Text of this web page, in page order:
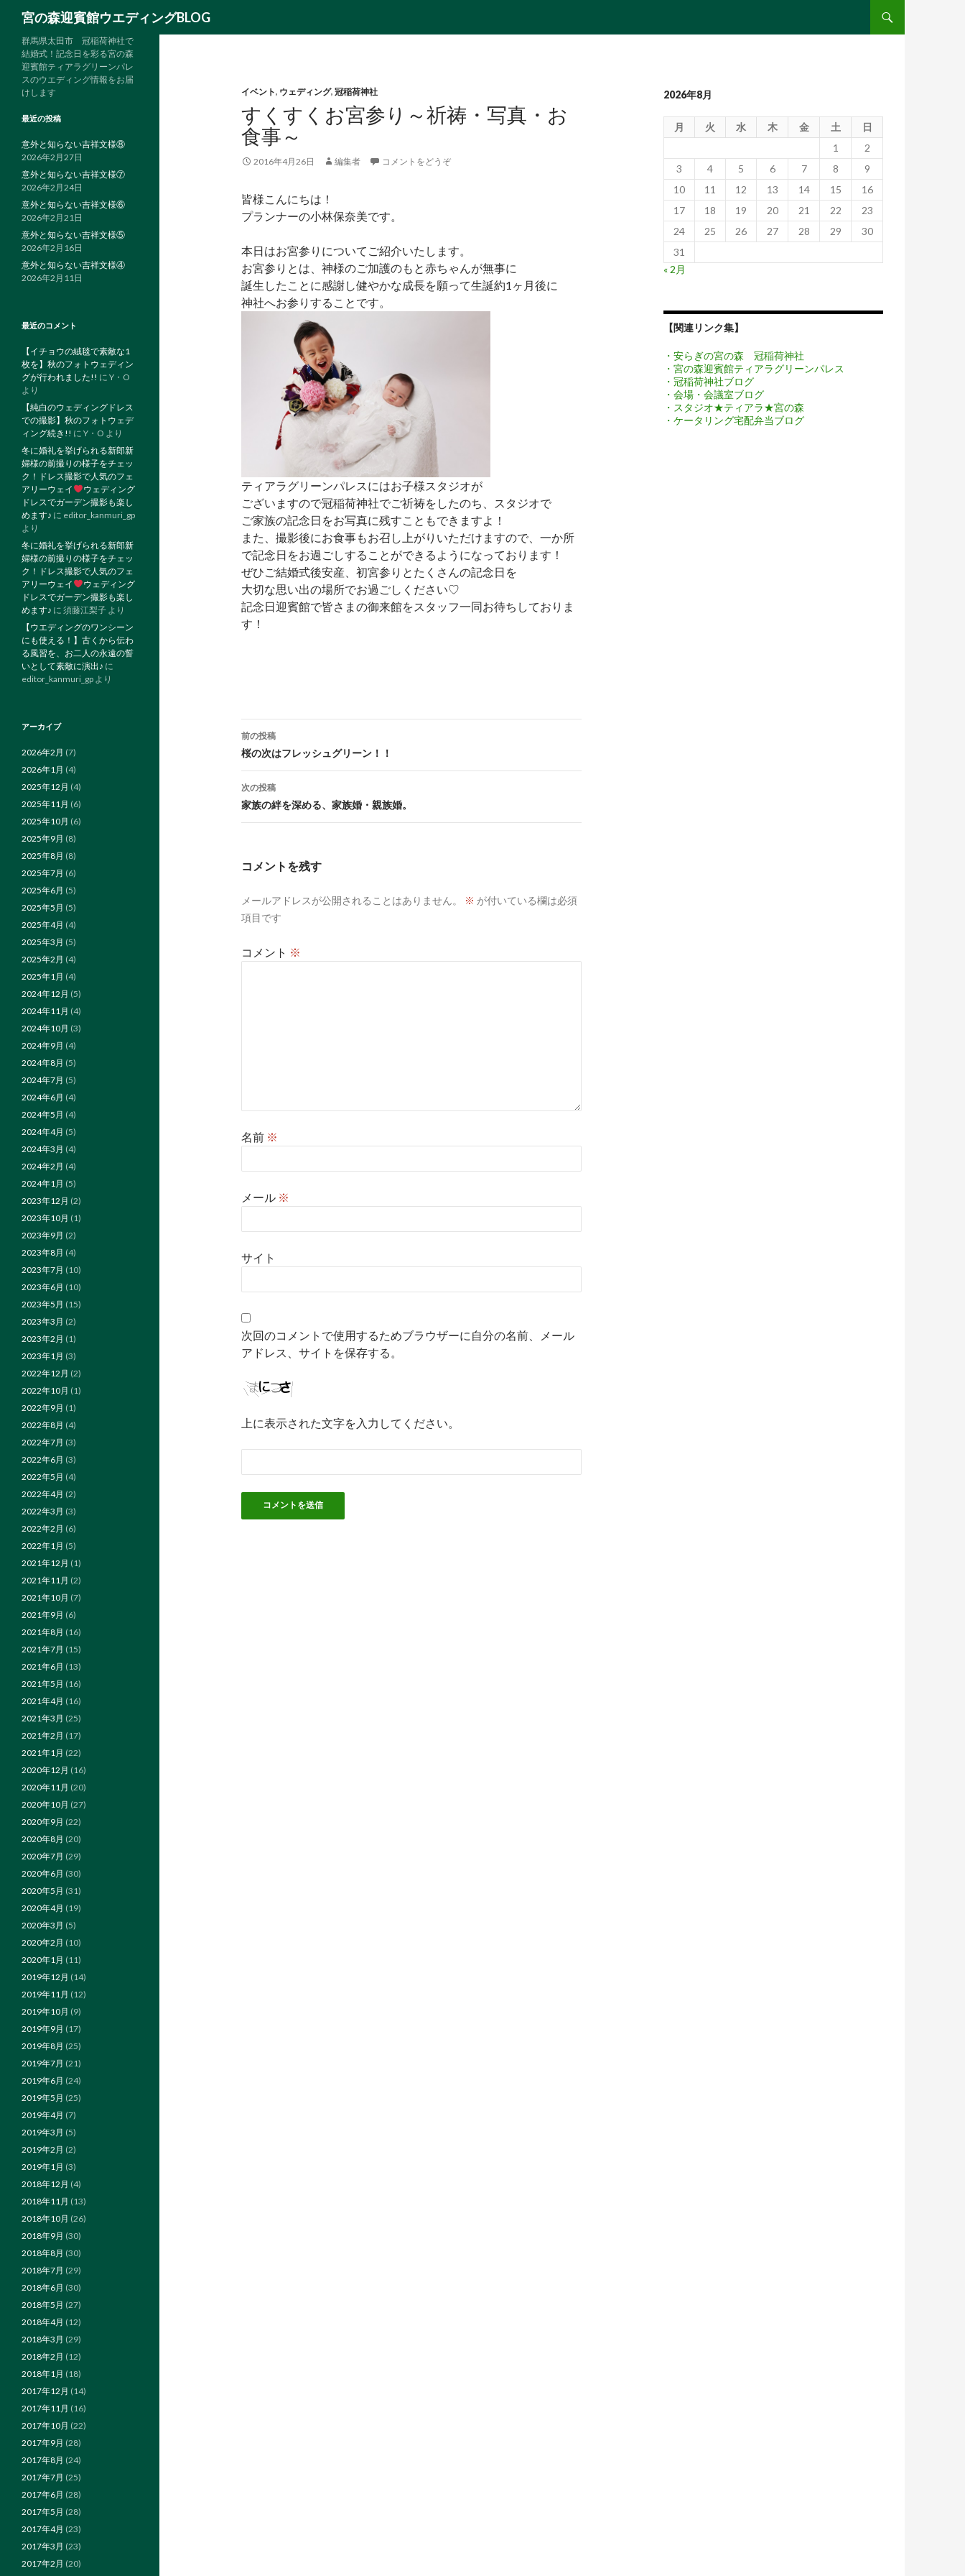
宮の森迎賓館ウエディングBLOG
イベント, ウェディング, 冠稲荷神社
すくすくお宮参り～祈祷・写真・お
食事～
2016年4月26日 編集者 コメントをどうぞ
皆様こんにちは！
プランナーの小林保奈美です。
本日はお宮参りについてご紹介いたします。
お宮参りとは、神様のご加護のもと赤ちゃんが無事に
誕生したことに感謝し健やかな成長を願って生誕約1ヶ月後に
神社へお参りすることです。
ティアラグリーンパレスにはお子様スタジオが
ございますので冠稲荷神社でご祈祷をしたのち、スタジオで
ご家族の記念日をお写真に残すこともできますよ！
また、撮影後にお食事もお召し上がりいただけますので、一か所
で記念日をお過ごしすることができるようになっております！
ぜひご結婚式後安産、初宮参りとたくさんの記念日を
大切な思い出の場所でお過ごしください♡
記念日迎賓館で皆さまの御来館をスタッフ一同お待ちしておりま
す！
投
稿
ナ
ビ
ョ
前の投稿
桜の次はフレッシュグリーン！！
次の投稿
家族の絆を深める、家族婚・親族婚。
コメントを残す
メールアドレスが公開されることはありません。 ※ が付いている欄は必須
項目です
コメント ※
名前 ※
メール ※
サイト
次回のコメントで使用するためブラウザーに自分の名前、メール
アドレス、サイトを保存する。
上に表示された文字を入力してください。
2026年8月
月 火 水 木 金 土
日
1
2
3
4 5 6 7 8
9
10
11 12 13 14 15
16
17
18 19 20 21 22
23
24
25 26 27 28 29
30
31
« 2月
【関連リンク集】
・安らぎの宮の森 冠稲荷神社
・宮の森迎賓館ティアラグリーンパレス
・冠稲荷神社ブログ
・会場・会議室ブログ
・スタジオ★ティアラ★宮の森
・ケータリング宅配弁当ブログ
群馬県太田市 冠稲荷神社で
結婚式！記念日を彩る宮の森
迎賓館ティアラグリーンパレ
スのウエディング情報をお届
けします
最近の投稿
意外と知らない吉祥文様⑧
2026年2月27日
意外と知らない吉祥文様⑦
2026年2月24日
意外と知らない吉祥文様⑥
2026年2月21日
意外と知らない吉祥文様⑤
2026年2月16日
意外と知らない吉祥文様④
2026年2月11日
最近のコメント
【イチョウの絨毯で素敵な1
枚を】秋のフォトウェディン
グが行われました!! に Y・O
より
【純白のウェディングドレス
での撮影】秋のフォトウェデ
ィング続き!! に Y・O より
冬に婚礼を挙げられる新郎新
婦様の前撮りの様子をチェッ
ク！ドレス撮影で人気のフェ
アリーウェイ
ウェディング
ドレスでガーデン撮影も楽し
めます♪ に editor_kanmuri_gp
より
冬に婚礼を挙げられる新郎新
婦様の前撮りの様子をチェッ
ク！ドレス撮影で人気のフェ
アリーウェイ
ウェディング
ドレスでガーデン撮影も楽し
めます♪ に 須藤江梨子 より
【ウエディングのワンシーン
にも使える！】古くから伝わ
る風習を、お二人の永遠の誓
いとして素敵に演出♪ に
editor_kanmuri_gp より
アーカイブ
2026年2月 (7)
2026年1月 (4)
2025年12月 (4)
2025年11月 (6)
2025年10月 (6)
2025年9月 (8)
2025年8月 (8)
2025年7月 (6)
2025年6月 (5)
2025年5月 (5)
2025年4月 (4)
2025年3月 (5)
2025年2月 (4)
2025年1月 (4)
2024年12月 (5)
2024年11月 (4)
2024年10月 (3)
2024年9月 (4)
2024年8月 (5)
2024年7月 (5)
2024年6月 (4)
2024年5月 (4)
2024年4月 (5)
2024年3月 (4)
2024年2月 (4)
2024年1月 (5)
2023年12月 (2)
2023年10月 (1)
2023年9月 (2)
2023年8月 (4)
2023年7月 (10)
2023年6月 (10)
2023年5月 (15)
2023年3月 (2)
2023年2月 (1)
2023年1月 (3)
2022年12月 (2)
2022年10月 (1)
2022年9月 (1)
2022年8月 (4)
2022年7月 (3)
2022年6月 (3)
2022年5月 (4)
2022年4月 (2)
2022年3月 (3)
2022年2月 (6)
2022年1月 (5)
2021年12月 (1)
2021年11月 (2)
2021年10月 (7)
2021年9月 (6)
2021年8月 (16)
2021年7月 (15)
2021年6月 (13)
2021年5月 (16)
2021年4月 (16)
2021年3月 (25)
2021年2月 (17)
2021年1月 (22)
2020年12月 (16)
2020年11月 (20)
2020年10月 (27)
2020年9月 (22)
2020年8月 (20)
2020年7月 (29)
2020年6月 (30)
2020年5月 (31)
2020年4月 (19)
2020年3月 (5)
2020年2月 (10)
2020年1月 (11)
2019年12月 (14)
2019年11月 (12)
2019年10月 (9)
2019年9月 (17)
2019年8月 (25)
2019年7月 (21)
2019年6月 (24)
2019年5月 (25)
2019年4月 (7)
2019年3月 (5)
2019年2月 (2)
2019年1月 (3)
2018年12月 (4)
2018年11月 (13)
2018年10月 (26)
2018年9月 (30)
2018年8月 (30)
2018年7月 (29)
2018年6月 (30)
2018年5月 (27)
2018年4月 (12)
2018年3月 (29)
2018年2月 (12)
2018年1月 (18)
2017年12月 (14)
2017年11月 (16)
2017年10月 (22)
2017年9月 (28)
2017年8月 (24)
2017年7月 (25)
2017年6月 (28)
2017年5月 (28)
2017年4月 (23)
2017年3月 (23)
2017年2月 (20)